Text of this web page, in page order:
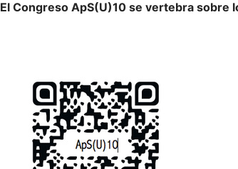
El Congreso ApS(U)10 se vertebra sobre